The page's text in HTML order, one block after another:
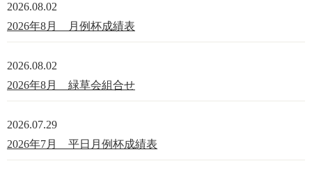
2026.08.02
2026年8月 月例杯成績表
2026.08.02
2026年8月 緑草会組合せ
2026.07.29
2026年7月 平日月例杯成績表